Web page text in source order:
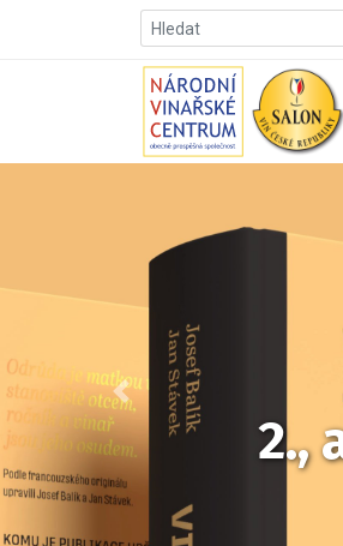
2.,
Předchozí